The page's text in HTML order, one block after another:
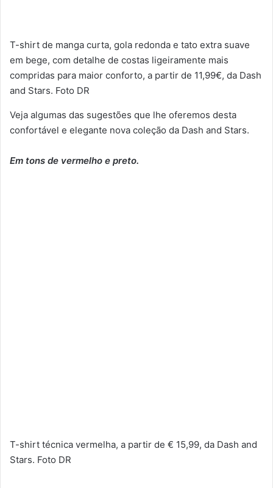
T-shirt de manga curta, gola redonda e tato extra suave
em bege, com detalhe de costas ligeiramente mais
compridas para maior conforto, a partir de 11,99€, da Dash
and Stars. Foto DR
Veja algumas das sugestões que lhe oferemos desta
confortável e elegante nova coleção da Dash and Stars.
Em tons de vermelho e preto.
T-shirt técnica vermelha, a partir de € 15,99, da Dash and
Stars. Foto DR